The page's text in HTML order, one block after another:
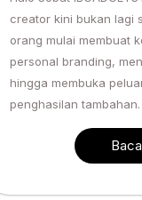
creator kini bukan lagi
orang mulai membuat
personal branding,
hingga membuka
penghasilan